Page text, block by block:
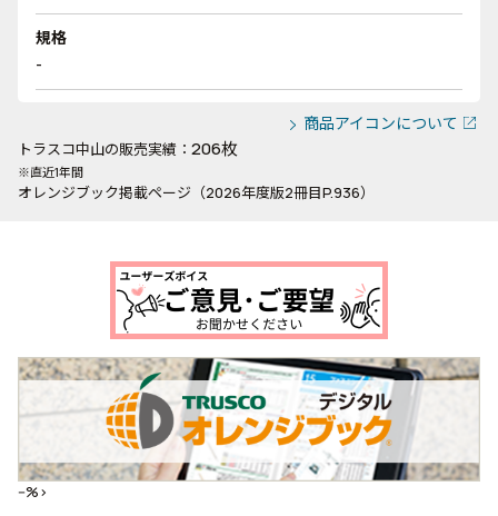
規格
-
商品アイコンについて
トラスコ中山の販売実績： 206枚
※直近1年間
オレンジブック掲載ページ（2026年度版2冊目P.936）
--%>